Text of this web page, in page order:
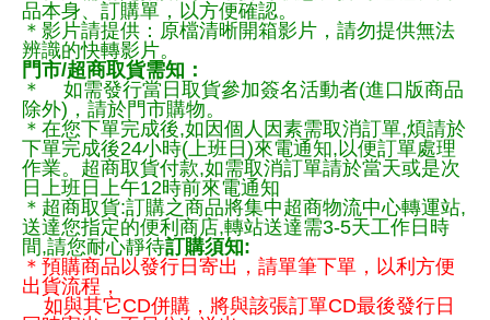
品本身、訂購單，以方便確認。
＊影片請提供：原檔清晰開箱影片，請勿提供無法
辨識的快轉影片。
門市/超商取貨需知：
＊ 如需發行當日取貨參加簽名活動者(進口版商品
除外)，請於門市購物。
＊在您下單完成後,如因個人因素需取消訂單,煩請於
下單完成後24小時(上班日)來電通知,以便訂單處理
作業。超商取貨付款,如需取消訂單請於當天或是次
日上班日上午12時前來電通知
＊超商取貨:訂購之商品將集中超商物流中心轉運站,
送達您指定的便利商店,轉站送達需3-5天工作日時
間,請您耐心靜待訂購須知:
＊預購商品以發行日寄出，請單筆下單，以利方便
出貨流程，
如與其它CD併購，將與該張訂單CD最後發行日